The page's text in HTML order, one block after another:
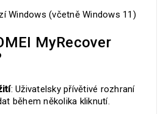
Windows (včetně Windows 11)
MyRecover
: Uživatelsky přívětivé rozhraní
během několika kliknutí.